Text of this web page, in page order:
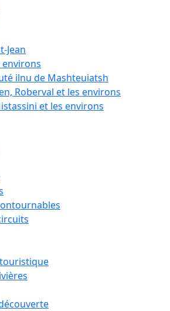
Jean
environs
ilnu de Mashteuiatsh
Roberval et les environs
et les environs